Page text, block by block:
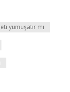
yumuşatır mı